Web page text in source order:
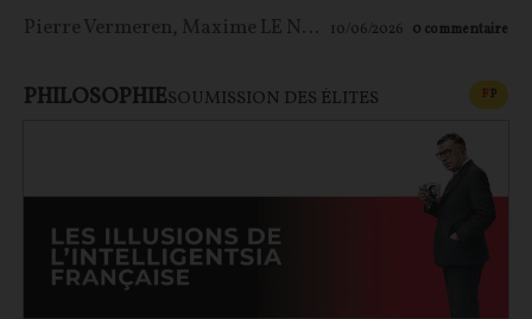
Pierre Vermeren, Maxime LE NAGARD 10/06/2026 0 commentaire
PHILOSOPHIESOUMISSION DES ÉLITES FP